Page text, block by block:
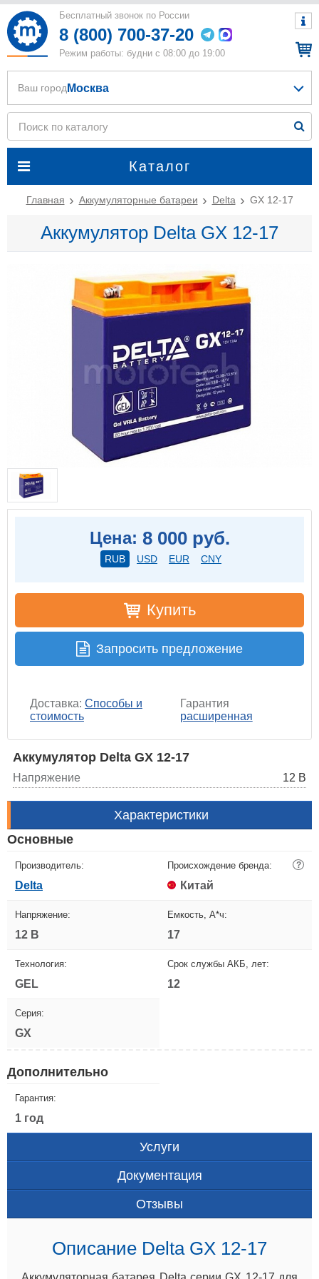
Бесплатный звонок по России
8 (800) 700-37-20
Режим работы: будни с 08:00 до 19:00
Каталог
Ваш город Москва
Главная Аккумуляторные батареи Delta GX 12-17
Аккумулятор Delta GX 12-17
Цена: 8 000 руб.
RUB USD EUR CNY
Купить
Запросить предложение
Доставка: Способы и
стоимость
Гарантия
расширенная
Аккумулятор Delta GX 12-17
Напряжение 12 В
Характеристики
Основные
Производитель:
Delta
Происхождение бренда: ?
Китай
Напряжение:
12 В
Емкость, А*ч:
17
Технология:
GEL
Срок службы АКБ, лет:
12
Серия:
GX
Дополнительно
Гарантия:
1 год
Услуги
Документация
Отзывы
Описание Delta GX 12-17